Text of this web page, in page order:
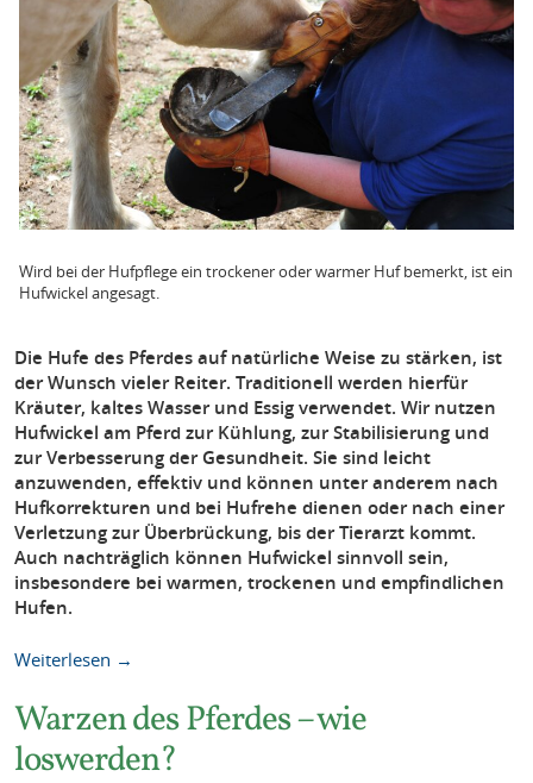
Wird bei der Hufpflege ein trockener oder warmer Huf bemerkt, ist ein
Hufwickel angesagt.
Die Hufe des Pferdes auf natürliche Weise zu stärken, ist
der Wunsch vieler Reiter. Traditionell werden hierfür
Kräuter, kaltes Wasser und Essig verwendet. Wir nutzen
Hufwickel am Pferd zur Kühlung, zur Stabilisierung und
zur Verbesserung der Gesundheit. Sie sind leicht
anzuwenden, effektiv und können unter anderem nach
Hufkorrekturen und bei Hufrehe dienen oder nach einer
Verletzung zur Überbrückung, bis der Tierarzt kommt.
Auch nachträglich können Hufwickel sinnvoll sein,
insbesondere bei warmen, trockenen und empfindlichen
Hufen.
Weiterlesen →
Warzen des Pferdes – wie
loswerden?